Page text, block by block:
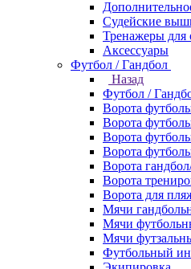
Судейские
Тренажеры для
Аксессуары
Футбол / Гандбол
Назад
Футбол /
Ворота
Ворота
Ворота
Ворота
Ворота
Ворота
Ворота для
Мячи
Мячи
Мячи
Футбольный